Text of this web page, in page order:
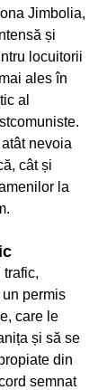
Jimbolia,
și
locuitorii
ales în
al
nevoia
cât și
la
trafic,
permis
care le
și să se
din
semnat